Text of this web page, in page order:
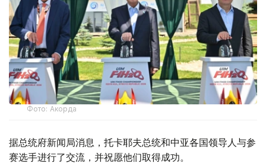
Фото: Акорда
据总统府新闻局消息，托卡耶夫总统和中亚各国领导人与参
赛选手进行了交流，并祝愿他们取得成功。